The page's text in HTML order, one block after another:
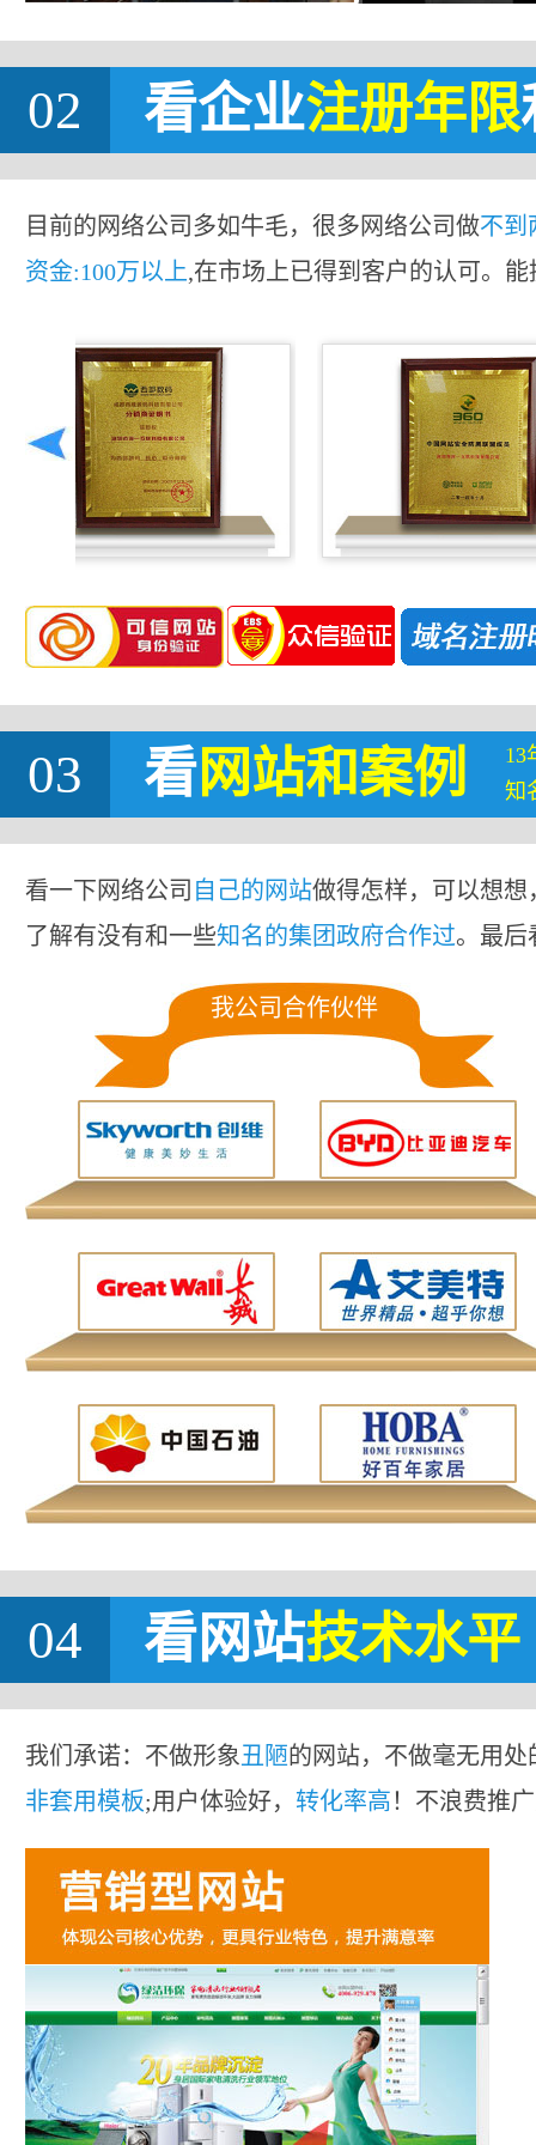
02 看企业注册年限
目前的网络公司多如牛毛，很多网络公司做不到
资金:100万以上,在市场上已得到客户的认可。
03 看网站和案例
13
知
看一下网络公司 自己的网站做得怎样，可以想
了解有没有和一些知名的集团政府合作过。最后
我公司合作伙伴
04 看网站技术水平
我们承诺：不做形象丑陋的网站，不做毫无用处
非套用模板;用户体验好， 转化率高！不浪费推